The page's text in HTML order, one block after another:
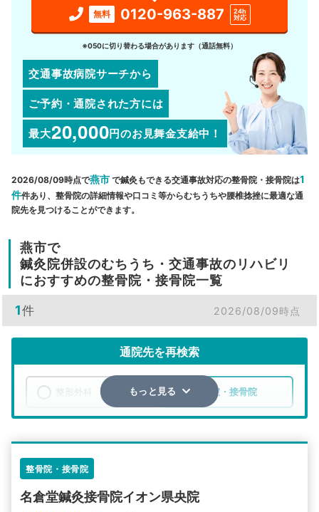
無料 0120-963-887
24h
対応
※050に切り替わる場合があります（通話無料）
交通事故病院サーチから
ご予約・通院された方には
最大20,000円のお見舞金支給中！
2026/08/09時点で燕市 で鍼灸もできる交通事故対応の整骨院・接骨院は1
件件あり、整骨院の詳細情報や口コミ等からむちうちや腰椎捻挫に最適な通
院先を見つけることができます。
燕市で
鍼灸院併設のむちうち・交通事故のリハビリ
におすすめの整骨院・接骨院一覧
1件 2026/08/09時点
通院先を再検索
整骨院・接骨院
詳細条件で絞り込む
もっと見る
整骨院・接骨院
名倉堂鍼灸接骨院イオン県央院